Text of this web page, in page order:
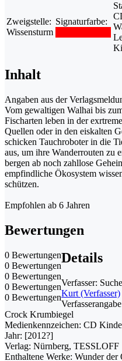
Zweigstelle:
Wissensturm
Signaturfarbe:
Inhalt
Angaben aus der
Vom gewaltigen Walhai bis
Fischarten leben in der
Quellen oder in den eiskalten
schicken Tauchroboter in die
aus, um ihre Wanderrouten zu
bergen ab noch zahllose
empfindliche Ökosystem
schützen.
Empfohlen ab 6 Jahren
Bewertungen
0 Bewertungen
0 Bewertungen
0 Bewertungen
0 Bewertungen
0 Bewertungen
Details
Verfasser:
Kurt (Verfasser)
Crock Krumbiegel
Medienkennzeichen: CD
Jahr: [2012?]
Verlag: Nürnberg, TESSLOFF
Enthaltene Werke: Wunder der